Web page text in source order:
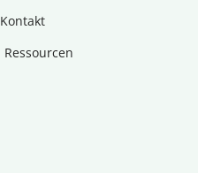
Kontakt
Ressourcen